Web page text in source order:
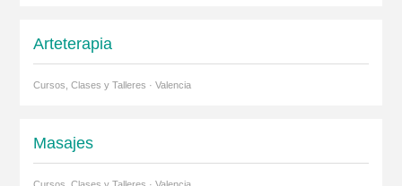
Arteterapia
Cursos, Clases y Talleres · Valencia
Masajes
Cursos, Clases y Talleres · Valencia